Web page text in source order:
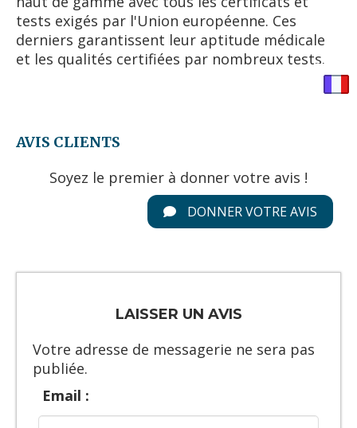
tests exigés par l'Union européenne. Ces
derniers garantissent leur aptitude médicale
et les qualités certifiées par nombreux tests.
AVIS CLIENTS
Soyez le premier à donner votre avis !
DONNER VOTRE AVIS
LAISSER UN AVIS
Votre adresse de messagerie ne sera pas
publiée.
Email :